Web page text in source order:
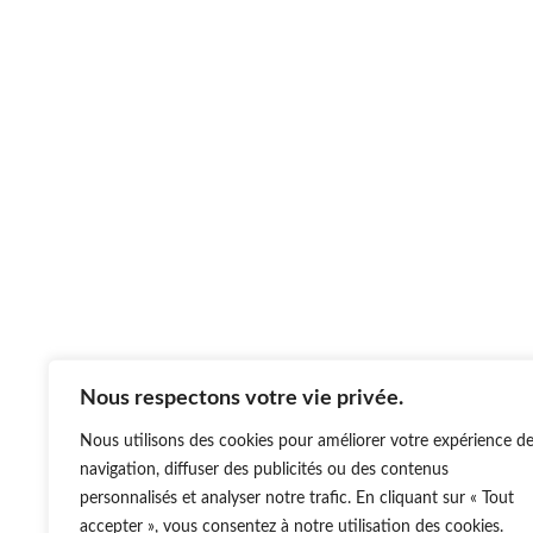
Nous respectons votre vie privée.
Nous utilisons des cookies pour améliorer votre expérience de
navigation, diffuser des publicités ou des contenus
personnalisés et analyser notre trafic. En cliquant sur « Tout
accepter », vous consentez à notre utilisation des cookies.